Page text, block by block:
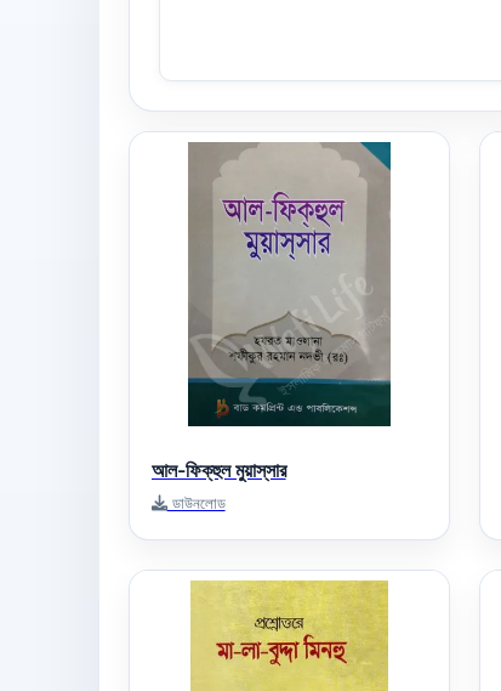
আল-ফিক্‌হুল মুয়াস্‌সার
ডাউনলোড